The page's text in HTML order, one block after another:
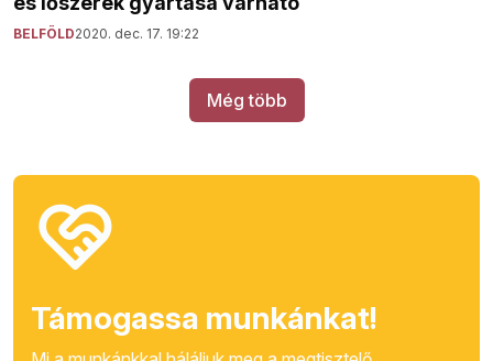
BELFÖLD2020. dec. 17. 19:22
Még több
Támogassa munkánkat!